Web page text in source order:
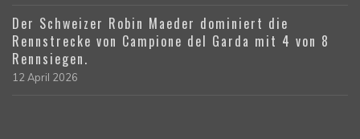
Der Schweizer Robin Maeder dominiert die
Rennstrecke von Campione del Garda mit 4 von 8
Rennsiegen.
12 April 2026